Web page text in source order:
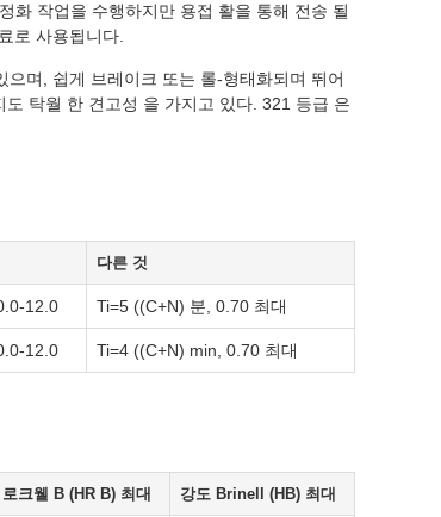
화 작업을 수행하지만 용접 활을 통해 전송 될
로 사용됩니다.
며, 쉽게 브레이크 또는 롤-형태화되며 뛰어
탁월 한 견고성 을 가지고 있다. 321 등급 은
다른 것
12.0 Ti=5 ((C+N) 분, 0.70 최대
12.0 Ti=4 ((C+N) min, 0.70 최대
크웰 B (HR B) 최대 강도 Brinell (HB) 최대